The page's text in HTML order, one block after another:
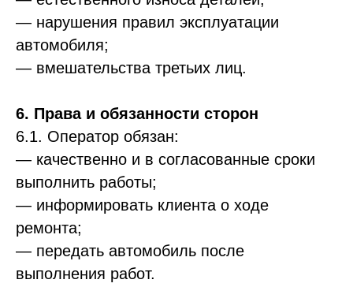
— нарушения правил эксплуатации
автомобиля;
— вмешательства третьих лиц.
6. Права и обязанности сторон
6.1. Оператор обязан:
— качественно и в согласованные сроки
выполнить работы;
— информировать клиента о ходе
ремонта;
— передать автомобиль после
выполнения работ.